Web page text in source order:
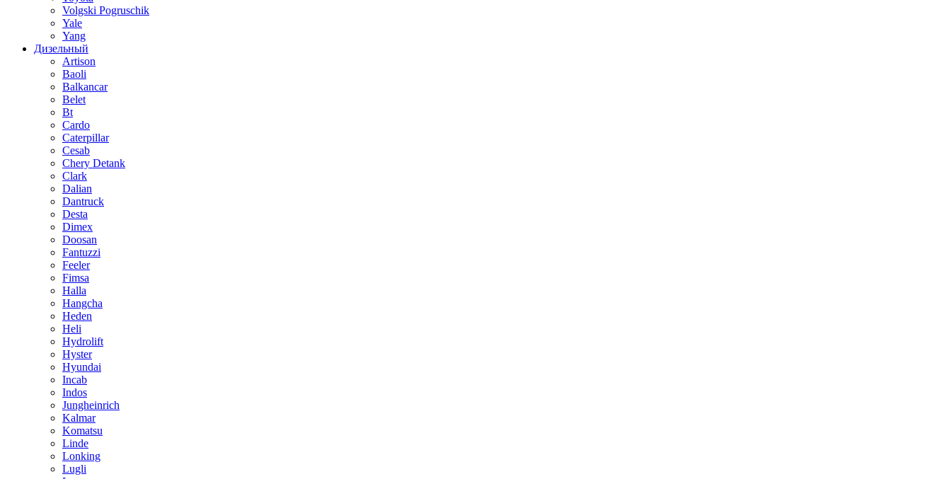
Volgski Pogruschik
Yale
Yang
Дизельный
Artison
Baoli
Balkancar
Belet
Bt
Cardo
Caterpillar
Cesab
Chery Detank
Clark
Dalian
Dantruck
Desta
Dimex
Doosan
Fantuzzi
Feeler
Fimsa
Halla
Hangcha
Heden
Heli
Hydrolift
Hyster
Hyundai
Incab
Indos
Jungheinrich
Kalmar
Komatsu
Linde
Lonking
Lugli